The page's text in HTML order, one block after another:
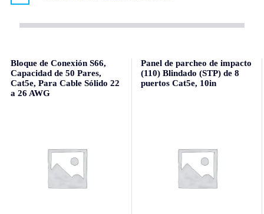
Bloque de Conexión S66,
Capacidad de 50 Pares,
Cat5e, Para Cable Sólido 22
a 26 AWG
Panel de parcheo de impacto
(110) Blindado (STP) de 8
puertos Cat5e, 10in